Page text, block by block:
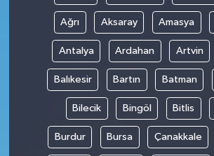
Ağrı Aksaray Amasya
Antalya Ardahan Artvin
Balıkesir Bartın Batman
Bilecik Bingöl Bitlis
Burdur Bursa Çanakkale